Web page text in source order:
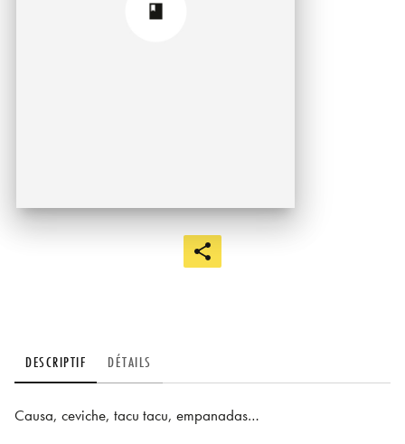
DESCRIPTIF DÉTAILS
Causa, ceviche, tacu tacu, empanadas…